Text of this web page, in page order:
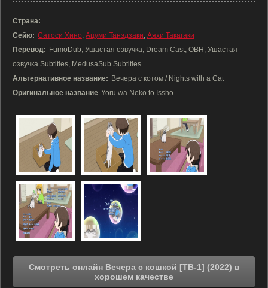
Страна:
Сейю: Сатоси Хино, Ацуми Танэдзаки, Аяхи Такагаки
Перевод: FumoDub, Ушастая озвучка, Dream Cast, ОВН, Ушастая
озвучка.Subtitles, MedusaSub.Subtitles
Альтернативное название: Вечера с котом / Nights with a Cat
Оригинальное название Yoru wa Neko to Issho
Смотреть онлайн Вечера с кошкой [ТВ-1] (2022) в
хорошем качестве